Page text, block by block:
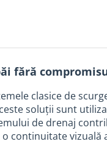
fără
clasice de
soluții sunt
de drenaj
continuitate